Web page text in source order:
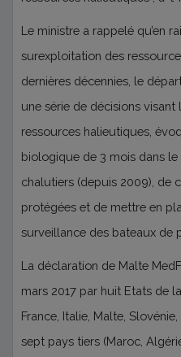
Le ministre a rappelé qu’en
surexploitation des
dernières décennies, le
une série de décisions
ressources halieutiques,
biologique de 3 mois dans
chalutiers (depuis 2009), de
protégées et de mettre en
surveillance des bateaux de
La déclaration de Malte
mars 2017 par huit Etats de
France, Italie, Malte,
sept pays tiers (Maroc,